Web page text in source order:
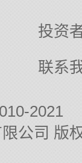
投资
联系
2021
公司 版